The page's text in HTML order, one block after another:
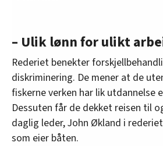
– Ulik lønn for ulikt
Rederiet benekter
diskriminering. De mener at de
fiskerne verken har lik utdannelse
Dessuten får de dekket reisen til
daglig leder, John Økland i
som eier båten.